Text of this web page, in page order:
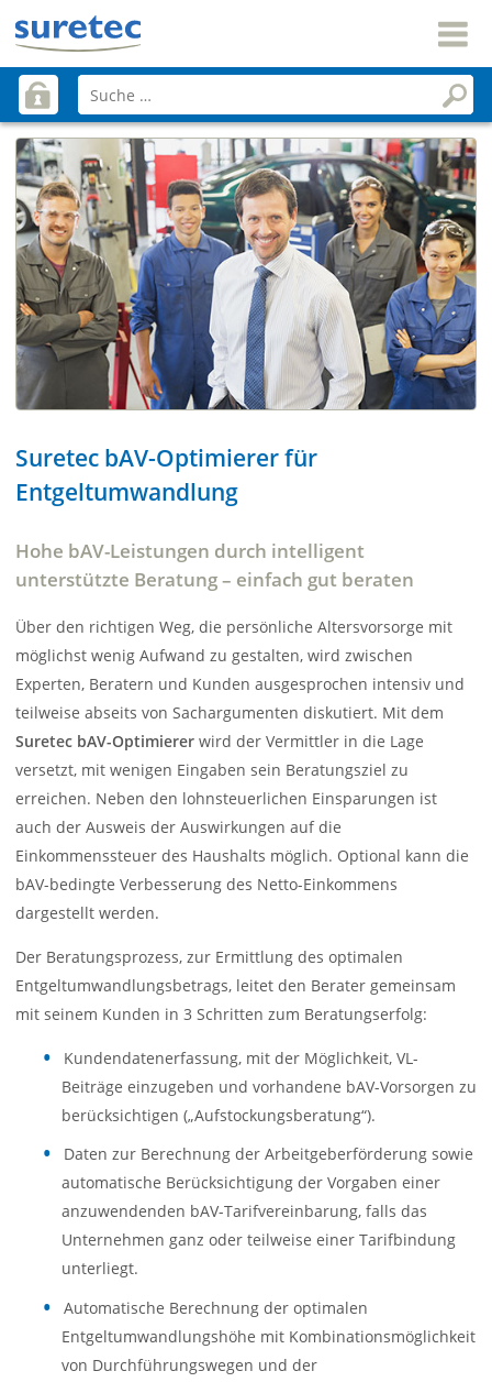
Suretec bAV-Optimierer für
Entgeltumwandlung
Hohe bAV-Leistungen durch intelligent
unterstützte Beratung – einfach gut beraten
Über den richtigen Weg, die persönliche Altersvorsorge mit
möglichst wenig Aufwand zu gestalten, wird zwischen
Experten, Beratern und Kunden ausgesprochen intensiv und
teilweise abseits von Sachargumenten diskutiert. Mit dem
Suretec bAV-Optimierer wird der Vermittler in die Lage
versetzt, mit wenigen Eingaben sein Beratungsziel zu
erreichen. Neben den lohnsteuerlichen Einsparungen ist
auch der Ausweis der Auswirkungen auf die
Einkommenssteuer des Haushalts möglich. Optional kann die
bAV-bedingte Verbesserung des Netto-Einkommens
dargestellt werden.
Der Beratungsprozess, zur Ermittlung des optimalen
Entgeltumwandlungsbetrags, leitet den Berater gemeinsam
mit seinem Kunden in 3 Schritten zum Beratungserfolg:
Kundendatenerfassung, mit der Möglichkeit, VL-
Beiträge einzugeben und vorhandene bAV-Vorsorgen zu
berücksichtigen („Aufstockungsberatung“).
Daten zur Berechnung der Arbeitgeberförderung sowie
automatische Berücksichtigung der Vorgaben einer
anzuwendenden bAV-Tarifvereinbarung, falls das
Unternehmen ganz oder teilweise einer Tarifbindung
unterliegt.
Automatische Berechnung der optimalen
Entgeltumwandlungshöhe mit Kombinationsmöglichkeit
von Durchführungswegen und der